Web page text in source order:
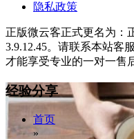
隐私政策
正版微云客正式更名为：
3.9.12.45。请联系本站客
才能享受专业的一对一售
经验分享
首页
»